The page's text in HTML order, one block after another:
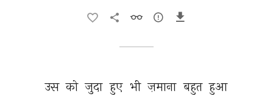
उस को जुदा हुए भी ज़माना बहुत हुआ